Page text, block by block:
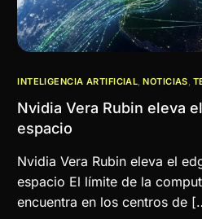
INTELIGENCIA ARTIFICIAL,NOTICIAS,
Nvidia Vera Rubin eleva
espacio
Nvidia Vera Rubin eleva el
espacio El límite de la
encuentra en los centros de